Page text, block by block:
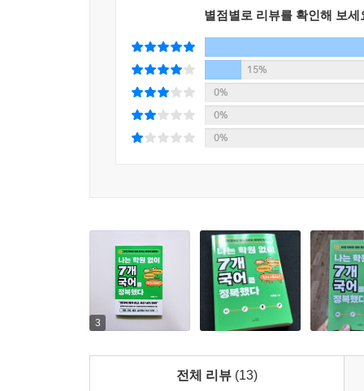
빈칸에 내가 정말 즐길 수 있는 콘텐츠(What)를
직접 나만의 루틴을 그려볼 수 있는 ‘Level Up 실
이제 공허한 의지에 매달리는 공부는 끝내자. 뇌
흔들리는 날이 오더라도, 이 강력한 습관 시스템
부록을 마련했다(p.239).
‘스페셜 팁’은 더 깊이 있는 학습을 원하는 독자
본문에서 강조한 ‘혼잣말 연습’을 바로 시작할
이상을 독학한 ‘평범한 고수들’의 생생한 이야
넘지 않고 세계 최초의 동시통역사가 된 헝가리
강력한 어학당이 되고, 당신의 자투리 시간은 제
별점별로 리뷰를 확인해 보세
15%
0%
0%
0%
3
전체 리뷰 (13)